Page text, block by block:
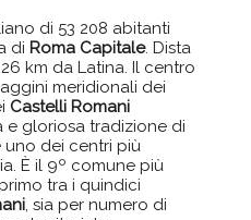
di 53 208 abitanti
di Roma Capitale. Dista
km da Latina. Il centro
meridionali dei
Castelli Romani
e gloriosa tradizione di
uno dei centri più
È il 9º comune più
tra i quindici
, sia per numero di